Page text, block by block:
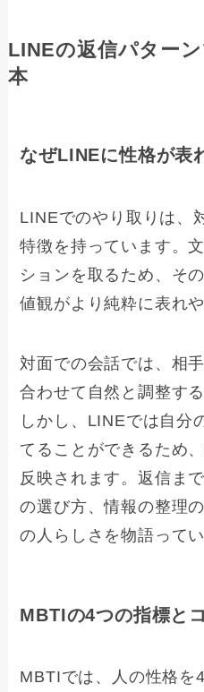
LINEの返信パター
本
なぜLINEに性格が表
LINEでのやり取りは、
特徴を持っています。
ションを取るため、そ
値観がより純粋に表れ
対面での会話では、相
合わせて自然と調整す
しかし、LINEでは自分
てることができるため
反映されます。返信ま
の選び方、情報の整理
の人らしさを物語ってい
MBTIの4つの指標と
MBTIでは、人の性格を